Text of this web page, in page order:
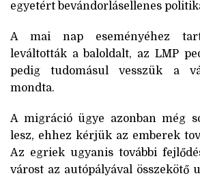
egyetért bevándorlásellenes
A mai nap eseményéhez
leváltották a baloldalt, az LMP
pedig tudomásul vesszük a
mondta.
A migráció ügye azonban még
lesz, ehhez kérjük az emberek
Az egriek ugyanis további
várost az autópályával összekötő